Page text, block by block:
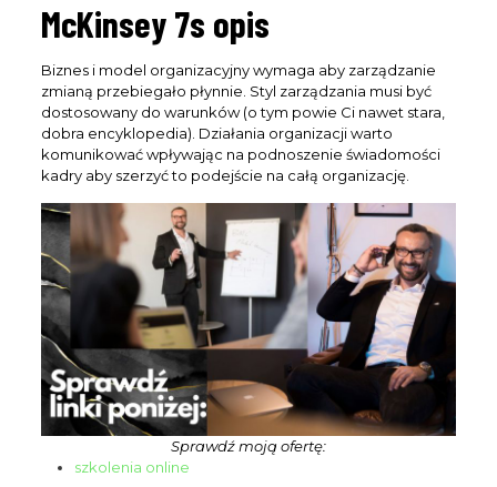
McKinsey 7s opis
Biznes i model organizacyjny wymaga aby zarządzanie
zmianą przebiegało płynnie. Styl zarządzania musi być
dostosowany do warunków (o tym powie Ci nawet stara,
dobra encyklopedia). Działania organizacji warto
komunikować wpływając na podnoszenie świadomości
kadry aby szerzyć to podejście na całą organizację.
Sprawdź moją ofertę:
szkolenia online